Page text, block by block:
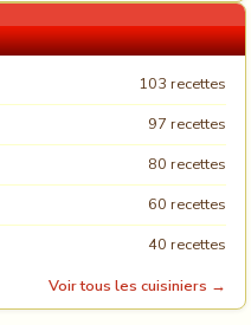
103 recettes
97 recettes
80 recettes
60 recettes
40 recettes
Voir tous les cuisiniers →